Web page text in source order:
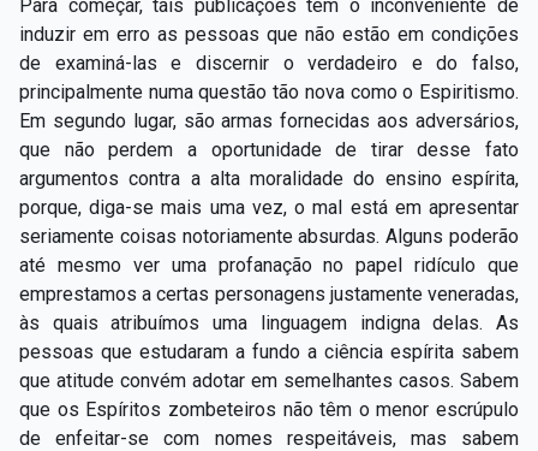
Para começar, tais publicações têm o inconveniente de
induzir em erro as pessoas que não estão em condições
de examiná-las e discernir o verdadeiro e do falso,
principalmente numa questão tão nova como o Espiritismo.
Em segundo lugar, são armas fornecidas aos adversários,
que não perdem a oportunidade de tirar desse fato
argumentos contra a alta moralidade do ensino espírita,
porque, diga-se mais uma vez, o mal está em apresentar
seriamente coisas notoriamente absurdas. Alguns poderão
até mesmo ver uma profanação no papel ridículo que
emprestamos a certas personagens justamente veneradas,
às quais atribuímos uma linguagem indigna delas. As
pessoas que estudaram a fundo a ciência espírita sabem
que atitude convém adotar em semelhantes casos. Sabem
que os Espíritos zombeteiros não têm o menor escrúpulo
de enfeitar-se com nomes respeitáveis, mas sabem